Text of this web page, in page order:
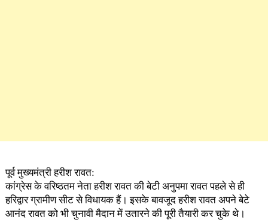
पूर्व मुख्यमंत्री हरीश रावत:
कांग्रेस के वरिष्ठतम नेता हरीश रावत की बेटी अनुपमा रावत पहले से ही
हरिद्वार ग्रामीण सीट से विधायक हैं। इसके बावजूद हरीश रावत अपने बेटे
आनंद रावत को भी चुनावी मैदान में उतारने की पूरी तैयारी कर चुके थे।